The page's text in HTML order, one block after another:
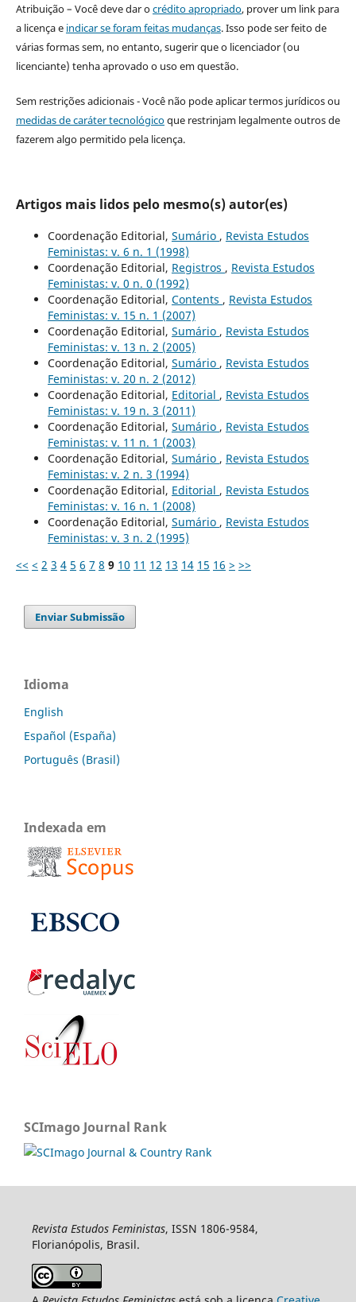
Atribuição – Você deve dar ocrédito apropriado, prover um link para
a licença e indicar se foram feitas mudanças. Isso pode ser feito de
várias formas sem, no entanto, sugerir que o licenciador (ou
licenciante) tenha aprovado o uso em questão.
Sem restrições adicionais - Você não pode aplicar termos jurídicos ou
medidas de caráter tecnológicoque restrinjam legalmente outros de
fazerem algo permitido pela licença.
Artigos mais lidos pelo mesmo(s) autor(es)
Coordenação Editorial, Sumário , Revista Estudos
Feministas: v. 6 n. 1 (1998)
Coordenação Editorial, Registros , Revista Estudos
Feministas: v. 0 n. 0 (1992)
Coordenação Editorial, Contents , Revista Estudos
Feministas: v. 15 n. 1 (2007)
Coordenação Editorial, Sumário , Revista Estudos
Feministas: v. 13 n. 2 (2005)
Coordenação Editorial, Sumário , Revista Estudos
Feministas: v. 20 n. 2 (2012)
Coordenação Editorial, Editorial , Revista Estudos
Feministas: v. 19 n. 3 (2011)
Coordenação Editorial, Sumário , Revista Estudos
Feministas: v. 11 n. 1 (2003)
Coordenação Editorial, Sumário , Revista Estudos
Feministas: v. 2 n. 3 (1994)
Coordenação Editorial, Editorial , Revista Estudos
Feministas: v. 16 n. 1 (2008)
Coordenação Editorial, Sumário , Revista Estudos
Feministas: v. 3 n. 2 (1995)
<< < 2 3 4 5 6 7 8 9 10 11 12 13 14 15 16 > >>
Enviar Submissão
Idioma
English
Español (España)
Português (Brasil)
Indexada em
SCImago Journal Rank
Revista Estudos Feministas, ISSN 1806-9584,
Florianópolis, Brasil.